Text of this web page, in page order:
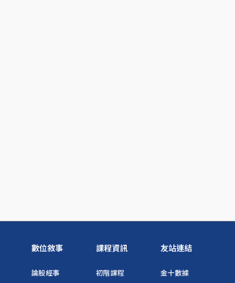
數位敘事
論股經事
課程資訊
初階課程
友站連結
金十數據